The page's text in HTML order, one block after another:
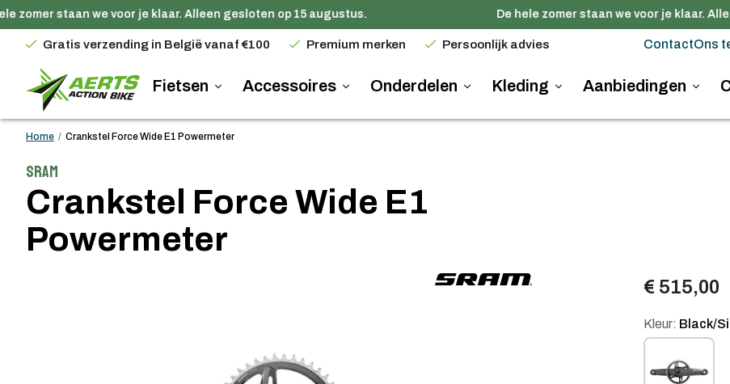
zomer staan we voor je klaar. Alleen gesloten op 15 augustus. De hele zomer staan we voor je klaar.
Gratis verzending in België vanaf €100 Premium merken Persoonlijk advies ContactOns
Fietsen Accessoires Onderdelen Kleding Aanbiedingen
Home / Crankstel Force Wide E1 Powermeter
Sram
Crankstel Force Wide E1
Powermeter
€ 515,00
Kleur: Black/